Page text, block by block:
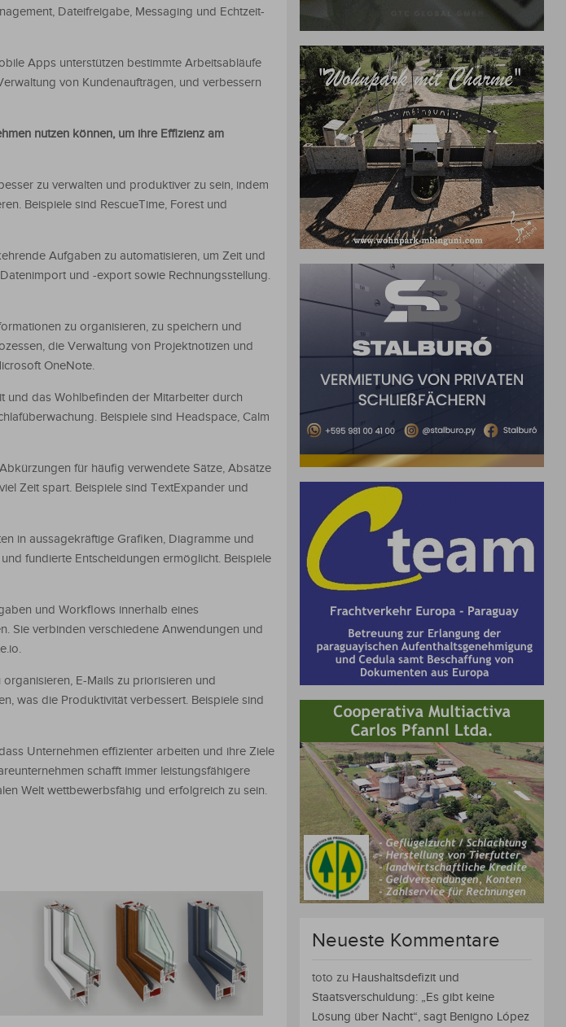
Dateifreigabe, Messaging und Echtzeit-
Apps unterstützen bestimmte Arbeitsabläufe
von Kundenaufträgen, und verbessern
nutzen können, um ihre Effizienz am
zu verwalten und produktiver zu sein, indem
Beispiele sind RescueTime, Forest und
Aufgaben zu automatisieren, um Zeit und
und -export sowie Rechnungsstellung.
zu organisieren, zu speichern und
die Verwaltung von Projektnotizen und
OneNote.
und das Wohlbefinden der Mitarbeiter durch
Beispiele sind Headspace, Calm
für häufig verwendete Sätze, Absätze
Zeit spart. Beispiele sind TextExpander und
in aussagekräftige Grafiken, Diagramme und
fundierte Entscheidungen ermöglicht. Beispiele
und Workflows innerhalb eines
Sie verbinden verschiedene Anwendungen und
E-Mails zu priorisieren und
was die Produktivität verbessert. Beispiele sind
Unternehmen effizienter arbeiten und ihre Ziele
schafft immer leistungsfähigere
Welt wettbewerbsfähig und erfolgreich zu sein.
Neueste Kommentare
toto zu Haushaltsdefizit und
Staatsverschuldung: „Es gibt keine
Lösung über Nacht“, sagt Benigno López